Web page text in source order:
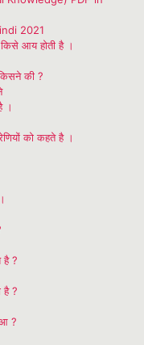
2021
आय होती है ।
की ?
।
को कहते है ।
है ?
है ?
?